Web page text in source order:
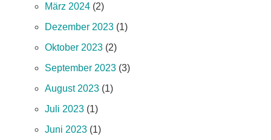
März 2024 (2)
Dezember 2023 (1)
Oktober 2023 (2)
September 2023 (3)
August 2023 (1)
Juli 2023 (1)
Juni 2023 (1)